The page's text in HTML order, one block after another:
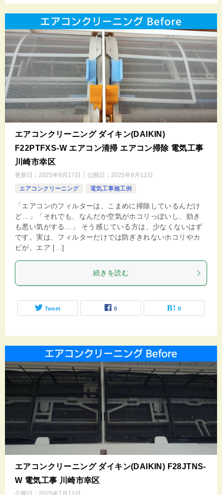
エアコンクリーニング ダイキン(DAIKIN)
F22PTFXS-W エアコン清掃 エアコン掃除 電気工事
川崎市幸区
更新日： 2025年9月17日 公開日： 2025年9月12日
エアコンクリーニング
電気工事施工例
「エアコンのフィルターは、こまめに掃除しているんだけ
ど…」「それでも、なんだか空気がホコリっぽいし、効き
も悪い気がする…」 そう感じている方は、少なくないはず
です。実は、フィルターだけでは防ぎきれないホコリやカ
ビが、エア […]
続きを読む
Tweet 0 0
エアコンクリーニング ダイキン(DAIKIN) F28JTNS-
W 電気工事 川崎市幸区